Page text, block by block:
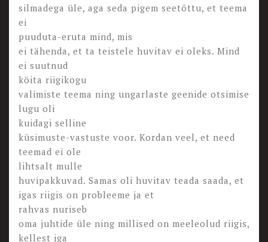
silmadega üle, aga seda pigem seetõttu, et teema
ei
puuduta-eruta mind, mis
ei tähenda, et ta teistele huvitav ei oleks. Mind
ei suutnud
köita riigikogu
valimiste teema ning ungarlaste geenide otsimise
lugu oli
kuidagi selline
küsimuste-vastuste voor. Kordan veel, et need
teemad ei ole
lihtsalt mulle
huvipakkuvad. Samas oli huvitav teada saada, et
igas riigis on probleeme ja et
rahvas nuriseb
oma juhtide üle ning millised on meeleolud riigis,
kellest iga